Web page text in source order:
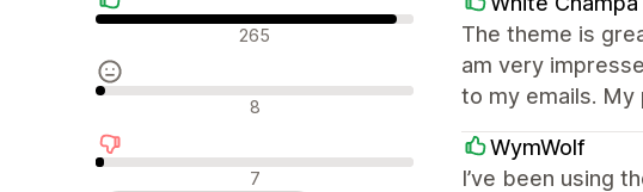
Avaliações positivas
265
Avaliações neutras
8
Avaliações negativas
7
The theme is
am very
to my emails. My
WymWolf
I’ve been using